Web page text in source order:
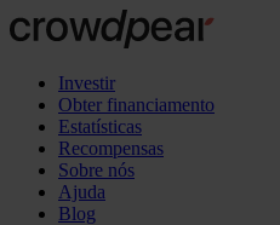
Investir
Obter financiamento
Estatísticas
Recompensas
Sobre nós
Ajuda
Blog